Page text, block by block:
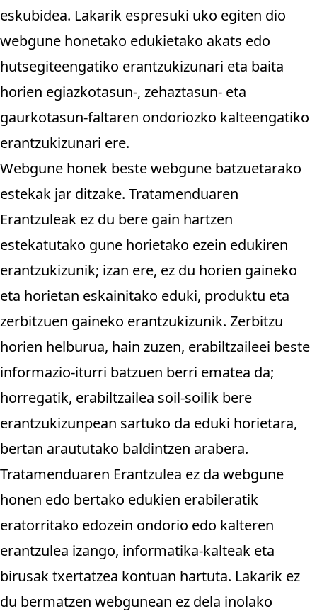
eskubidea. Lakarik espresuki uko egiten dio
webgune honetako edukietako akats edo
hutsegiteengatiko erantzukizunari eta baita
horien egiazkotasun-, zehaztasun- eta
gaurkotasun-faltaren ondoriozko kalteengatiko
erantzukizunari ere.
Webgune honek beste webgune batzuetarako
estekak jar ditzake. Tratamenduaren
Erantzuleak ez du bere gain hartzen
estekatutako gune horietako ezein edukiren
erantzukizunik; izan ere, ez du horien gaineko
eta horietan eskainitako eduki, produktu eta
zerbitzuen gaineko erantzukizunik. Zerbitzu
horien helburua, hain zuzen, erabiltzaileei beste
informazio-iturri batzuen berri ematea da;
horregatik, erabiltzailea soil-soilik bere
erantzukizunpean sartuko da eduki horietara,
bertan araututako baldintzen arabera.
Tratamenduaren Erantzulea ez da webgune
honen edo bertako edukien erabileratik
eratorritako edozein ondorio edo kalteren
erantzulea izango, informatika-kalteak eta
birusak txertatzea kontuan hartuta. Lakarik ez
du bermatzen webgunean ez dela inolako